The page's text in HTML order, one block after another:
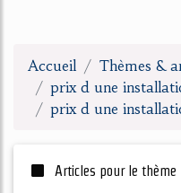
Accueil
Thèmes &
prix d une
prix d une
Articles pour le